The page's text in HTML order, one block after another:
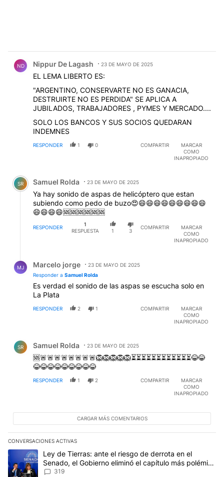
ND Nippur De Lagash 23 DE MAYO DE 2025
EL LEMA LIBERTO ES:
"ARGENTINO, CONSERVARTE NO ES GANACIA,
DESTRUIRTE NO ES PERDIDA" SE APLICA A
JUBILADOS, TRABAJADORES , PYMES Y MERCADO....
SOLO LOS BANCOS Y SUS SOCIOS QUEDARAN
INDEMNES
RESPONDER 1 0 COMPARTIR
MARCAR
COMO
INAPROPIADO
Comentario de Samuel Rolda.
SR Samuel Rolda 23 DE MAYO DE 2025
Ya hay sonido de aspas de helicóptero que estan
subiendo como pedo de buzo😍😄😄😄😄😄😄😄😄😄
😄😄😄😄🆘🆘🆘🆘🆘🆘
RESPONDER
1
RESPUESTA
1 3
COMPARTIR
MARCAR
COMO
INAPROPIADO
MJ Marcelo jorge
23 DE MAYO DE 2025
Responder a Samuel Rolda
Es verdad el sonido de las aspas se escucha solo en
La Plata
RESPONDER 2 1 COMPARTIR
MARCAR
COMO
INAPROPIADO
SR Samuel Rolda 23 DE MAYO DE 2025
🆘🚨🚨🚨🚨🚨🚨🚨🚨🦁🦁🦁🦁🦁⏳⏳⏳⏳⏳⏳⏳⏳⏳⏳⏳⏳😂😂
😂😂😂😂😂😂😂😂😂
RESPONDER 1 2 COMPARTIR
MARCAR
COMO
INAPROPIADO
CARGAR MÁS COMENTARIOS
CONVERSACIONES ACTIVAS
Este listado muestra los artículos con más comentarios en los
Un artículo de tendencia con el título "Ley de Tierras: ante el
Ley de Tierras: ante el riesgo de derrota en el
Senado, el Gobierno eliminó el capítulo más polémico
del proyecto
319